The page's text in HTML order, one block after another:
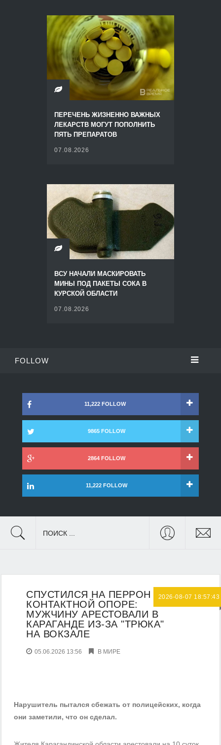
ПЕРЕЧЕНЬ ЖИЗНЕННО ВАЖНЫХ
ЛЕКАРСТВ МОГУТ ПОПОЛНИТЬ
ПЯТЬ ПРЕПАРАТОВ
07.08.2026
ВСУ НАЧАЛИ МАСКИРОВАТЬ
МИНЫ ПОД ПАКЕТЫ СОКА В
КУРСКОЙ ОБЛАСТИ
07.08.2026
FOLLOW
11,222 FOLLOW
9865 FOLLOW
2864 FOLLOW
11,222 FOLLOW
ПОИСК ...
СПУСТИЛСЯ НА ПЕРРОН ПО
КОНТАКТНОЙ ОПОРЕ:
МУЖЧИНУ АРЕСТОВАЛИ В
КАРАГАНДЕ ИЗ-ЗА "ТРЮКА"
НА ВОКЗАЛЕ
2026-08-07 18:57:43
05.06.2026 13:56 В МИРЕ
Нарушитель пытался сбежать от полицейских, когда
они заметили, что он сделал.